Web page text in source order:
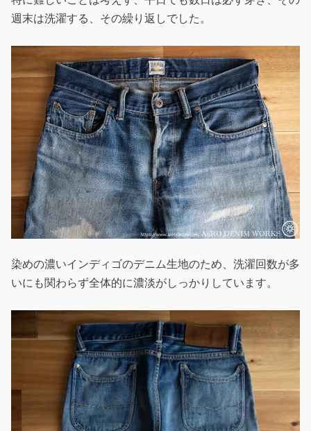
週末は洗濯する、その繰り返しでした。
染めの濃いインディゴのデニム生地のため、洗濯回数が多
いにも関わらず全体的に濃淡がしっかりしています。